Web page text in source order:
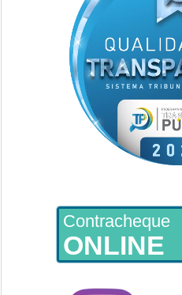
Contracheque
ONLINE